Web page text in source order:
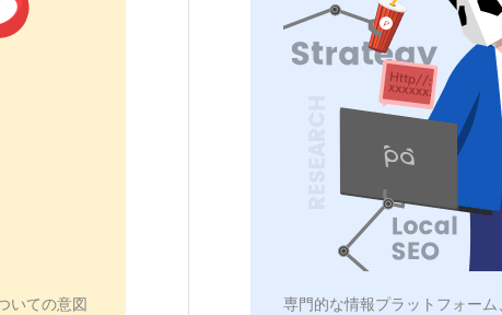
いての意図
専門的な情報プラットフォー